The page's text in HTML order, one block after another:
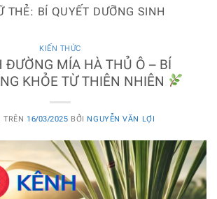
THẺ: BÍ QUYẾT DƯỠNG SINH
KIẾN THỨC
ĐƯỜNG MÍA HÀ THỦ Ô – BÍ
KHỎE TỪ THIÊN NHIÊN
16/03/2025 BỞI NGUYỄN VĂN LỢI